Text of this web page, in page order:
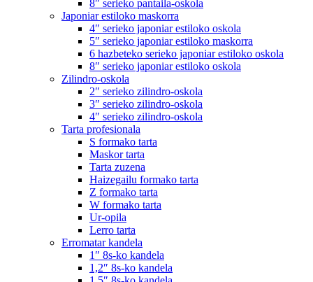
8″ serieko pantaila-oskola
Japoniar estiloko maskorra
4″ serieko japoniar estiloko oskola
5″ serieko japoniar estiloko maskorra
6 hazbeteko serieko japoniar estiloko oskola
8″ serieko japoniar estiloko oskola
Zilindro-oskola
2″ serieko zilindro-oskola
3″ serieko zilindro-oskola
4″ serieko zilindro-oskola
Tarta profesionala
S formako tarta
Maskor tarta
Tarta zuzena
Haizegailu formako tarta
Z formako tarta
W formako tarta
Ur-opila
Lerro tarta
Erromatar kandela
1″ 8s-ko kandela
1,2″ 8s-ko kandela